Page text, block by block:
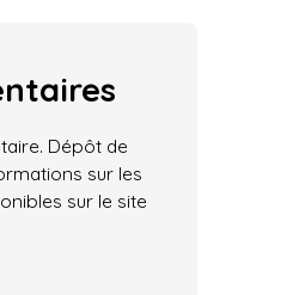
Dépôt de
sur les
sur le site